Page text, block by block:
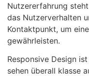
Nutzererfahrung
das Nutzerverhalten
Kontaktpunkt, um
gewährleisten.
Responsive Design
sehen überall klasse